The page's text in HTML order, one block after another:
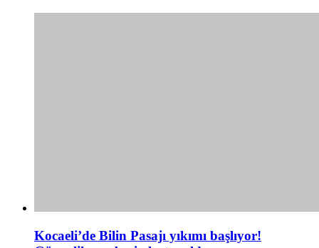
Kocaeli’de Bilin Pasajı yıkımı başlıyor!